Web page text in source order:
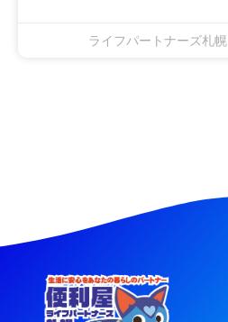
ライフパートナーズ札幌